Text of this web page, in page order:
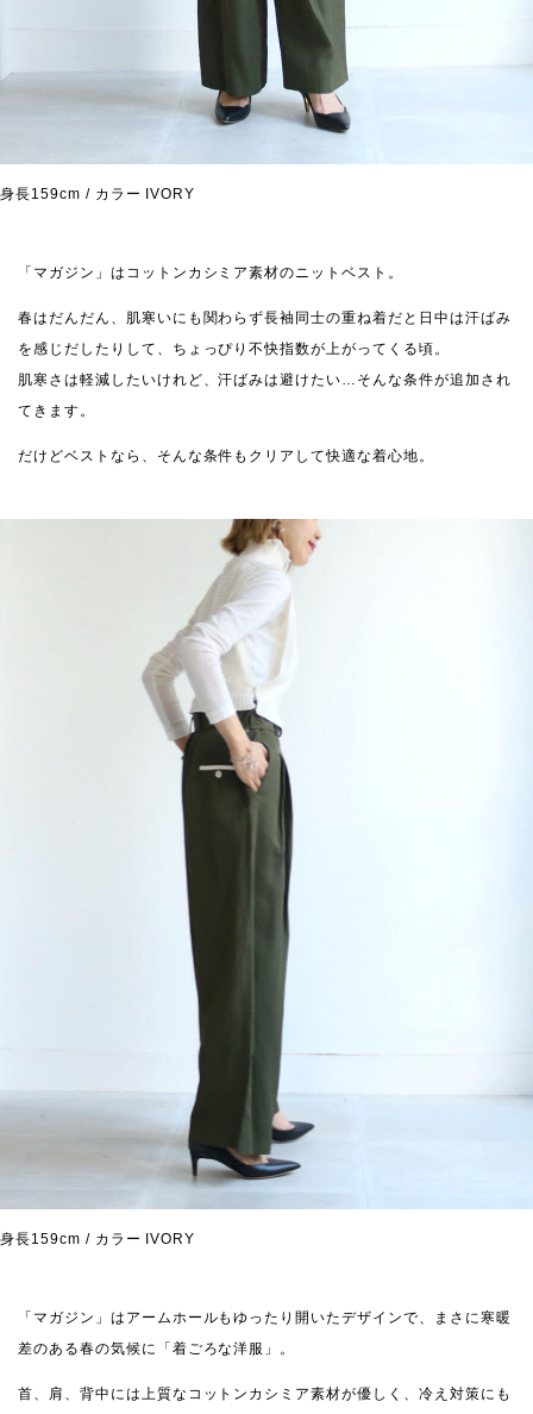
身長159cm / カラー IVORY
「マガジン」はコットンカシミア素材のニットベスト。
春はだんだん、肌寒いにも関わらず長袖同士の重ね着だと日中は汗ばみ
を感じだしたりして、ちょっぴり不快指数が上がってくる頃。
肌寒さは軽減したいけれど、汗ばみは避けたい…そんな条件が追加され
てきます。
だけどベストなら、そんな条件もクリアして快適な着心地。
身長159cm / カラー IVORY
「マガジン」はアームホールもゆったり開いたデザインで、まさに寒暖
差のある春の気候に「着ごろな洋服」。
首、肩、背中には上質なコットンカシミア素材が優しく、冷え対策にも